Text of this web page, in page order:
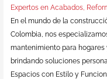
Expertos en Acabados,
En el mundo de la
Colombia, nos
mantenimiento para hogares
brindando soluciones
Espacios con Estilo y